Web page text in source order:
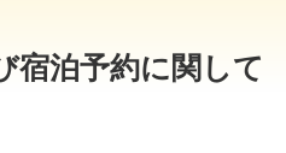
宿泊予約に関して